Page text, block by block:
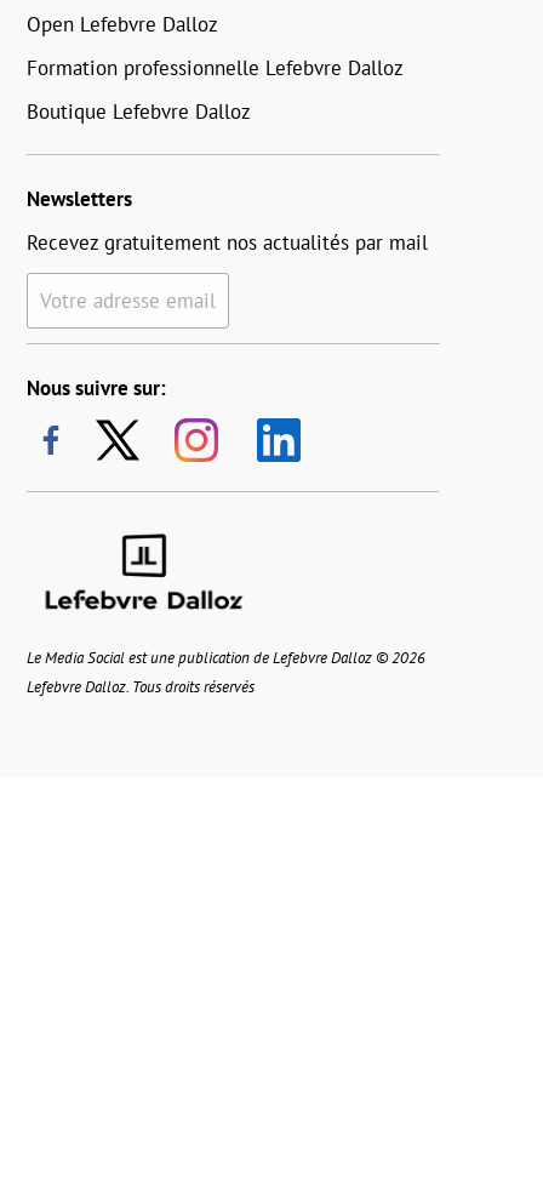
Open Lefebvre Dalloz
Formation professionnelle Lefebvre Dalloz
Boutique Lefebvre Dalloz
Newsletters
Recevez gratuitement nos actualités par mail
Votre adresse email
Nous suivre sur:
Le Media Social est une publication de Lefebvre Dalloz © 2026
Lefebvre Dalloz. Tous droits réservés